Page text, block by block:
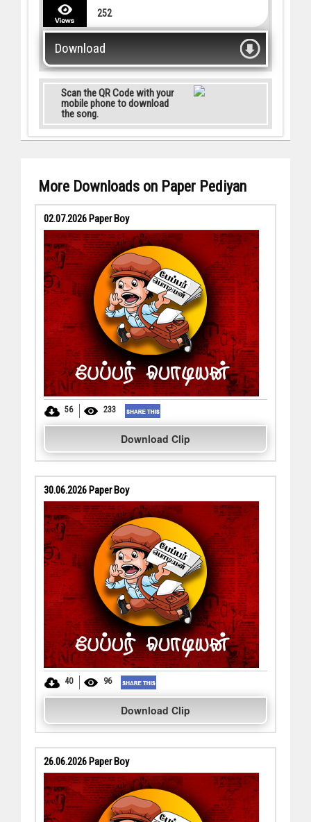
252
Download
Scan the QR Code with your
mobile phone to download
the song.
More Downloads on Paper Pediyan
02.07.2026 Paper Boy
56 233
Download Clip
30.06.2026 Paper Boy
40 96
Download Clip
26.06.2026 Paper Boy